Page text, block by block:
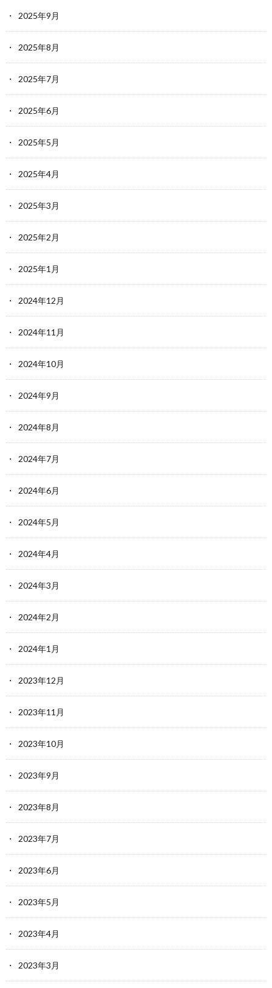
2025年9月
2025年8月
2025年7月
2025年6月
2025年5月
2025年4月
2025年3月
2025年2月
2025年1月
2024年12月
2024年11月
2024年10月
2024年9月
2024年8月
2024年7月
2024年6月
2024年5月
2024年4月
2024年3月
2024年2月
2024年1月
2023年12月
2023年11月
2023年10月
2023年9月
2023年8月
2023年7月
2023年6月
2023年5月
2023年4月
2023年3月